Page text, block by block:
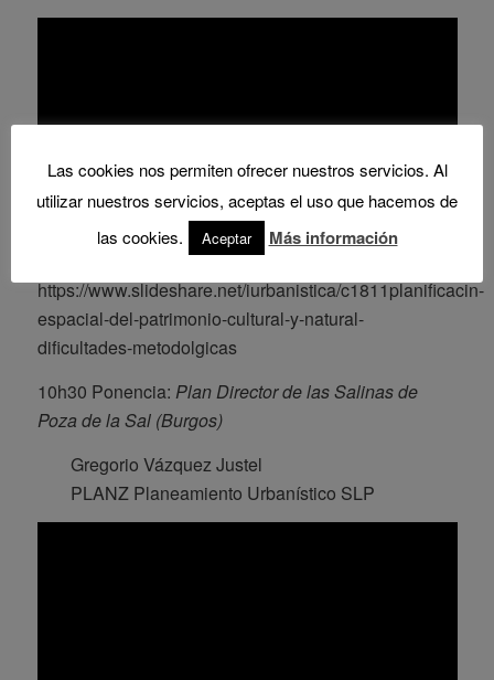
https://www.slideshare.net/iurbanistica/c1811planificacin-
espacial-del-patrimonio-cultural-y-natural-
dificultades-metodolgicas
10h30 Ponencia: Plan Director de las Salinas de
Poza de la Sal (Burgos)
Gregorio Vázquez Justel
PLANZ Planeamiento Urbanístico SLP
Las cookies nos permiten ofrecer nuestros servicios. Al
utilizar nuestros servicios, aceptas el uso que hacemos de
las cookies.
Aceptar Más información